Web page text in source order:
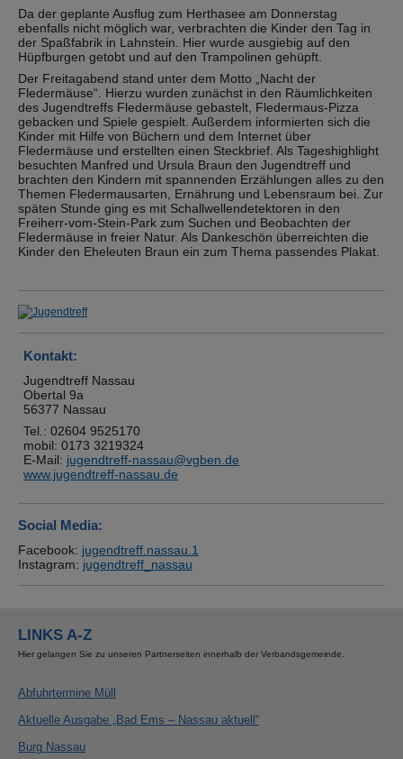
Da der geplante Ausflug zum Herthasee am Donnerstag
ebenfalls nicht möglich war, verbrachten die Kinder den Tag in
der Spaßfabrik in Lahnstein. Hier wurde ausgiebig auf den
Hüpfburgen getobt und auf den Trampolinen gehüpft.
Der Freitagabend stand unter dem Motto „Nacht der
Fledermäuse“. Hierzu wurden zunächst in den Räumlichkeiten
des Jugendtreffs Fledermäuse gebastelt, Fledermaus-Pizza
gebacken und Spiele gespielt. Außerdem informierten sich die
Kinder mit Hilfe von Büchern und dem Internet über
Fledermäuse und erstellten einen Steckbrief. Als Tageshighlight
besuchten Manfred und Ursula Braun den Jugendtreff und
brachten den Kindern mit spannenden Erzählungen alles zu den
Themen Fledermausarten, Ernährung und Lebensraum bei. Zur
späten Stunde ging es mit Schallwellendetektoren in den
Freiherr-vom-Stein-Park zum Suchen und Beobachten der
Fledermäuse in freier Natur. Als Dankeschön überreichten die
Kinder den Eheleuten Braun ein zum Thema passendes Plakat.
Show larger version for:
Kontakt:
Jugendtreff Nassau
Obertal 9a
56377 Nassau
Tel.: 02604 9525170
mobil: 0173 3219324
E-Mail: jugendtreff-nassau@vgben.de
www.jugendtreff-nassau.de
Social Media:
Facebook: jugendtreff.nassau.1
Instagram: jugendtreff_nassau
LINKS A-Z
Hier gelangen Sie zu unseren Partnerseiten innerhalb der Verbandsgemeinde.
Abfuhrtermine Müll
Aktuelle Ausgabe „Bad Ems – Nassau aktuell“
Burg Nassau